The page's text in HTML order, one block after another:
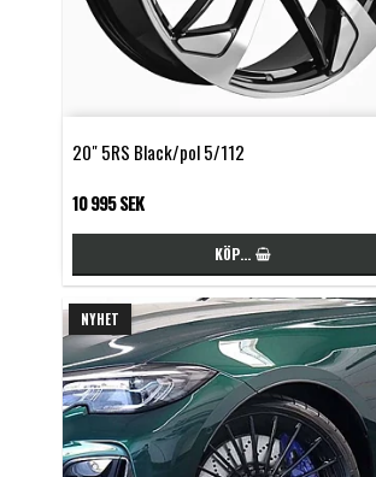
20" 5RS Black/pol 5/112
10 995 SEK
KÖP…
NYHET